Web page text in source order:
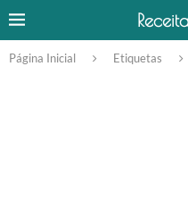
Página Inicial Etiquetas